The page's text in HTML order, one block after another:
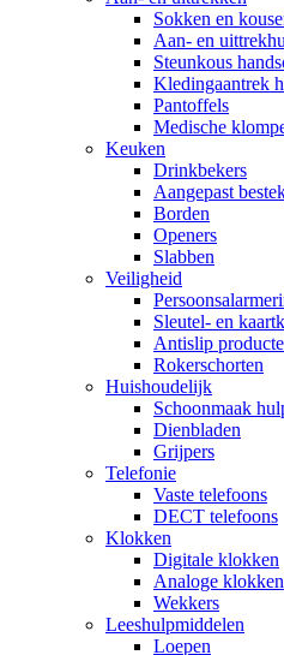
Sokken en
Aan- en
Steunkous
Kledingaantrek
Pantoffels
Medische
Keuken
Drinkbekers
Aangepast
Borden
Openers
Slabben
Veiligheid
Sleutel- en
Antislip
Rokerschorten
Huishoudelijk
Schoonmaak
Dienbladen
Grijpers
Telefonie
Vaste telefoons
DECT telefoons
Klokken
Digitale klokken
Analoge klokken
Wekkers
Leeshulpmiddelen
Loepen